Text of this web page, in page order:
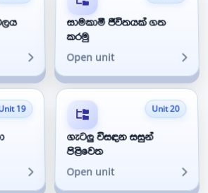
සාමකාමී ජීවිතයක් ගත
කරමු
Open unit
19 Unit 20
ගැටලු විසඳන සසුන්
පිළිවෙත
Open unit